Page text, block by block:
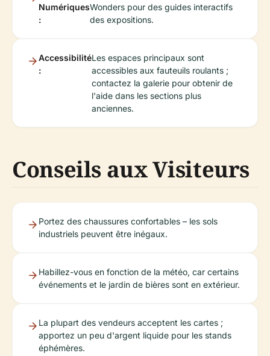
Numériques
:
Wonders pour des guides interactifs
des expositions.
Accessibilité
:
Les espaces principaux sont
accessibles aux fauteuils roulants ;
contactez la galerie pour obtenir de
l'aide dans les sections plus
anciennes.
Conseils aux Visiteurs
Portez des chaussures confortables – les sols
industriels peuvent être inégaux.
Habillez-vous en fonction de la météo, car certains
événements et le jardin de bières sont en extérieur.
La plupart des vendeurs acceptent les cartes ;
apportez un peu d'argent liquide pour les stands
éphémères.